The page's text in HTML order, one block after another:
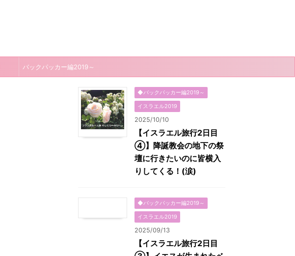
バックパッカー編2019～
◆バックパッカー編2019～
イスラエル2019
2025/10/10
【イスラエル旅行2日目
④】降誕教会の地下の祭
壇に行きたいのに皆横入
りしてくる！(涙)
◆バックパッカー編2019～
イスラエル2019
2025/09/13
【イスラエル旅行2日目